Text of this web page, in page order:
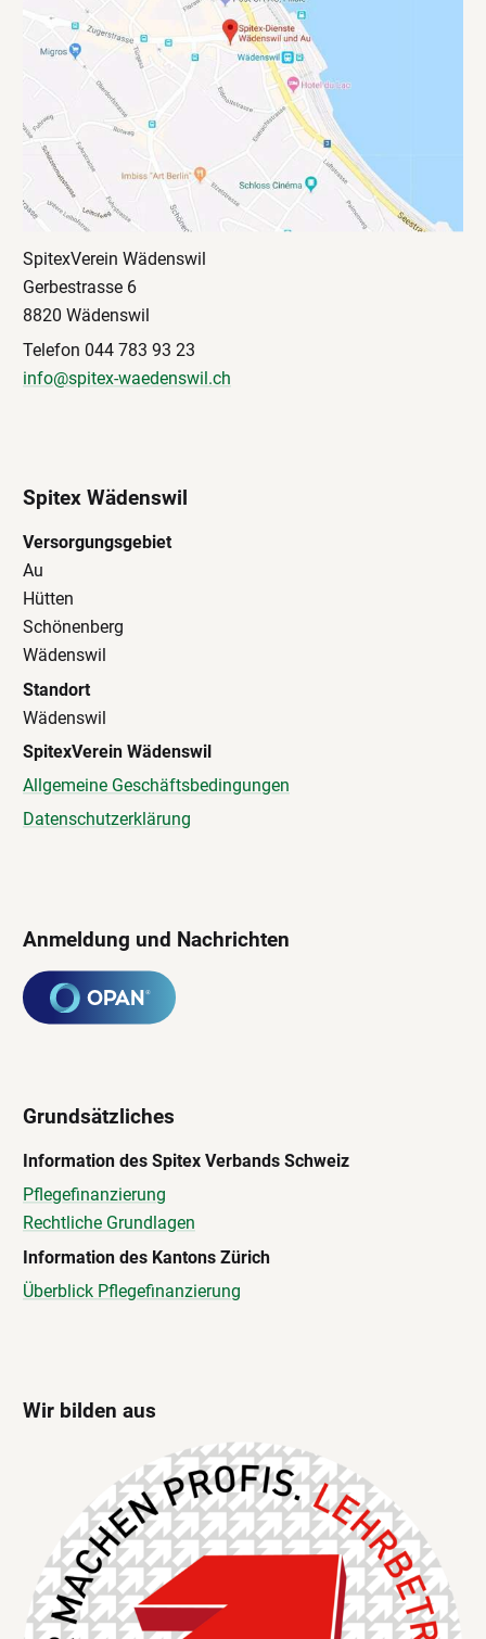
SpitexVerein Wädenswil
Gerbestrasse 6
8820 Wädenswil
Telefon 044 783 93 23
info@spitex-waedenswil.ch
Spitex Wädenswil
Versorgungsgebiet
Au
Hütten
Schönenberg
Wädenswil
Standort
Wädenswil
SpitexVerein Wädenswil
Allgemeine Geschäftsbedingungen
Datenschutzerklärung
Anmeldung und Nachrichten
Grundsätzliches
nformation des Spitex Verbands Schweiz
Pflegefinanzierung
Rechtliche Grundlagen
Information des Kantons Zürich
Überblick Pflegefinanzierung
Wir bilden aus